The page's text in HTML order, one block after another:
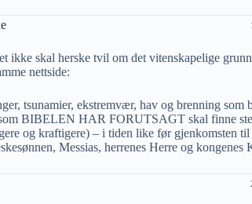
ikke skal herske tvil om det vitenskapelige
nettside:
tsunamier, ekstremvær, hav og brenning som
BIBELEN HAR FORUTSAGT skal finne
og kraftigere) – i tiden like før gjenkomsten til
Messias, herrenes Herre og kongenes